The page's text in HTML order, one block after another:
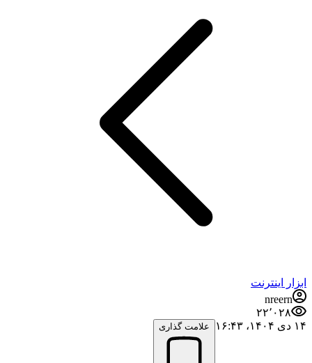
ابزار اینترنت
nreern
۲۲٬۰۲۸
۱۴ دی ۱۴۰۴،‏ ۱۶:۴۳
علامت گذاری